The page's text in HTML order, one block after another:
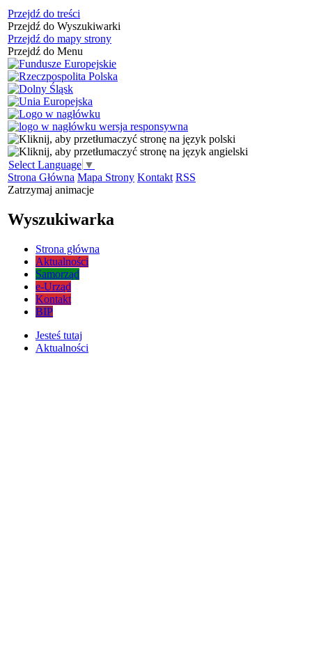
Przejdź do treści
Przejdź do Wyszukiwarki
Przejdź do mapy strony
Przejdź do Menu
Select Language ▼
Strona Główna Mapa Strony Kontakt RSS
Zatrzymaj animacje
Wyszukiwarka
Strona główna
Aktualności
Samorząd
e-Urząd
Kontakt
BIP
Jesteś tutaj
Aktualności